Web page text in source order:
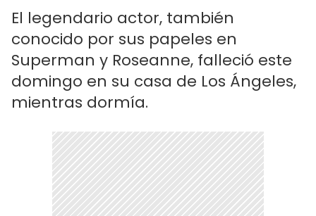
El legendario actor, también
conocido por sus papeles en
Superman y Roseanne, falleció este
domingo en su casa de Los Ángeles,
mientras dormía.